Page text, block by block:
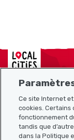
Localcities
Plan du site
Liens utiles
Ce site Internet
cookies. Certains
fonctionnement
tandis que
dans la Politique